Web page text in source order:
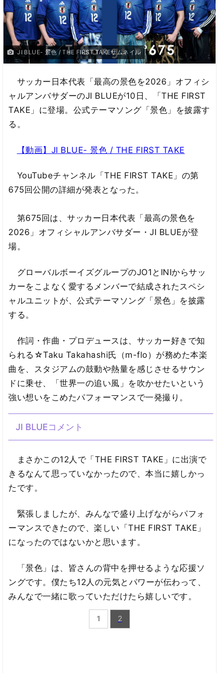
JI BLUE- 景色 / THE FIRST TAKEサムネイル
サッカー日本代表「最高の景色を2026」オフィシ
ャルアンバサダーのJI BLUEが10日、「THE FIRST
TAKE」に登場。公式テーマソング「景色」を披露す
る。
【動画】JI BLUE- 景色 / THE FIRST TAKE
YouTubeチャンネル「THE FIRST TAKE」の第
675回公開の詳細が発表となった。
第675回は、サッカー日本代表「最高の景色を
2026」オフィシャルアンバサダー・JI BLUEが登
場。
グローバルボーイズグループのJO1とINIからサッ
カーをこよなく愛するメンバーで結成されたスペシ
ャルユニットが、公式テーマソング「景色」を披露
する。
作詞・作曲・プロデュースは、サッカー好きで知
られる☆Taku Takahashi氏（m-flo）が務めた本楽
曲を、スタジアムの鼓動や熱量を感じさせるサウン
ドに乗せ、「世界一の追い風」を吹かせたいという
強い想いをこめたパフォーマンスで一発撮り。
JI BLUEコメント
まさかこの12人で「THE FIRST TAKE」に出演で
きるなんて思っていなかったので、本当に嬉しかっ
たです。
緊張しましたが、みんなで盛り上げながらパフォ
ーマンスできたので、楽しい「THE FIRST TAKE」
になったのではないかと思います。
「景色」は、皆さんの背中を押せるような応援ソ
ングです。僕たち12人の元気とパワーが伝わって、
みんなで一緒に歌っていただけたら嬉しいです。
1 2